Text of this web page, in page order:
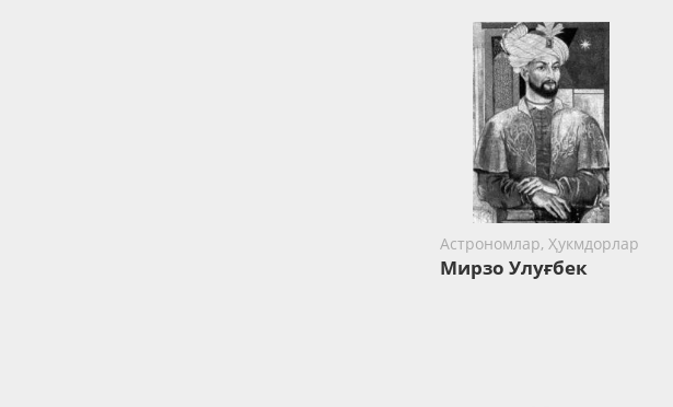
Астрономлар, Ҳукмдорлар
Мирзо Улуғбек